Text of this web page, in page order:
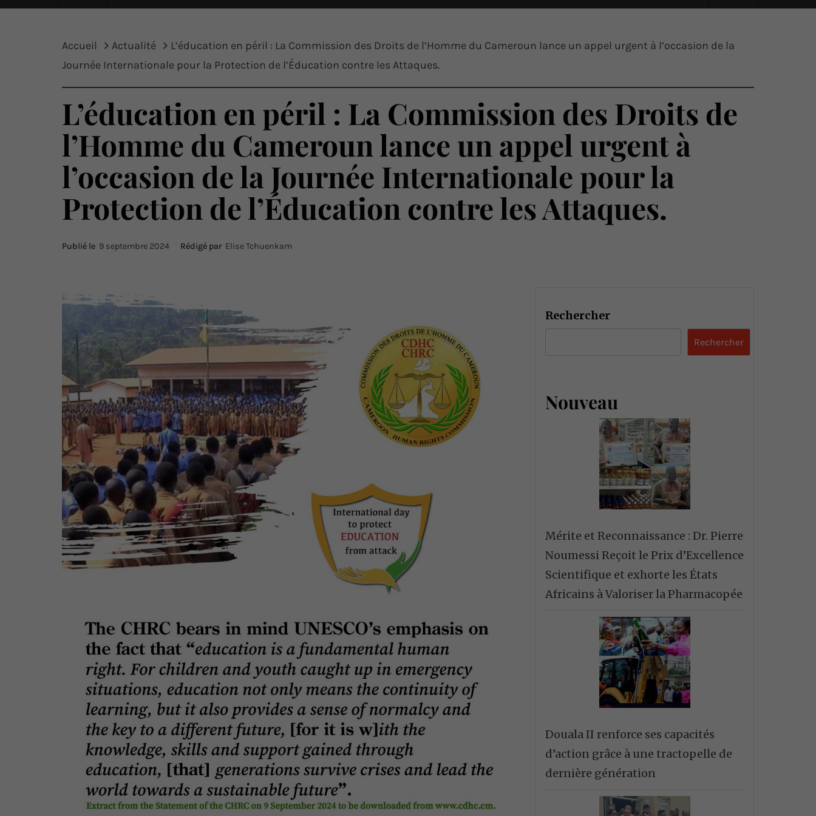
Accueil Actualité
L’éducation en péril : La Commission des Droits de l’Homme du Cameroun lance un appel urgent à l’occasion de la
Journée Internationale pour la Protection de l’Éducation contre les Attaques.
L’éducation en péril : La Commission des Droits de
l’Homme du Cameroun lance un appel urgent à
l’occasion de la Journée Internationale pour la
Protection de l’Éducation contre les Attaques.
Publié le 9 septembre 2024 Rédigé par Elise Tchuenkam
Rechercher
Rechercher
Nouveau
Mérite et Reconnaissance : Dr. Pierre
Noumessi Reçoit le Prix d’Excellence
Scientifique et exhorte les États
Africains à Valoriser la Pharmacopée
Douala II renforce ses capacités
d’action grâce à une tractopelle de
dernière génération